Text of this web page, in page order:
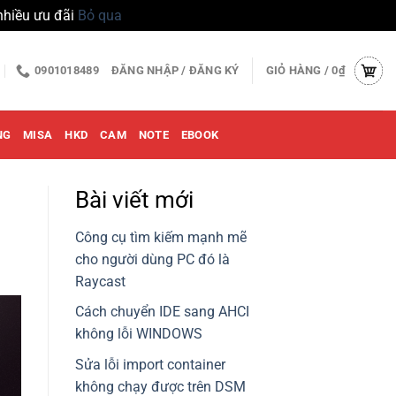
ưu đãi Bỏ qua
0901018489 ĐĂNG NHẬP / ĐĂNG KÝ GIỎ HÀNG /0₫
MISA HKD CAM NOTE EBOOK
Bài viết mới
Công cụ tìm kiếm mạnh mẽ
cho người dùng PC đó là
Raycast
Cách chuyển IDE sang AHCI
không lỗi WINDOWS
Sửa lỗi import container
không chạy được trên DSM